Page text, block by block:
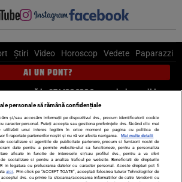
Știri Video Horoscop Vedete Paparazzi
AI UN PONT?
, sună la 0741226226 sau trimite mail la
pont@cancan.ro
interne Știri externe
Politică
Insula Iubirii Dictionar de vise
LIFE STYLE
Horoscop
personale să rămână confidențiale
și/sau accesăm informații pe dispozitivul dvs., precum identificatorii cookie
caracter personal. Puteți accepta sau gestiona preferințele dvs. făcând clic mai
utilizării unui interes legitim în orice moment pe pagina cu politica de
fi raportate partenerilor noștri și nu vă vor afecta navigarea.
Mai multe detalii
socializare si agentiile de publicitate partenere, precum si furnizorii nostri de
date pentru a permite website-ului sa functioneze, pentru a personaliza
afisate in functie de interesele si/sau profilul dvs., pentru a va oferi
socializare si pentru a analiza traficul pe website. Beneficiati de drepturile
in legatura cu prelucrarea datelor cu caracter personal. Aceste drepturi pot fi
aici . Prin click pe “ACCEPT TOATE”, acceptati folosirea tuturor Tehnologiilor de
dvs. cu privire la stocarea/accesarea informatiilor de catre Vendor-ii cu